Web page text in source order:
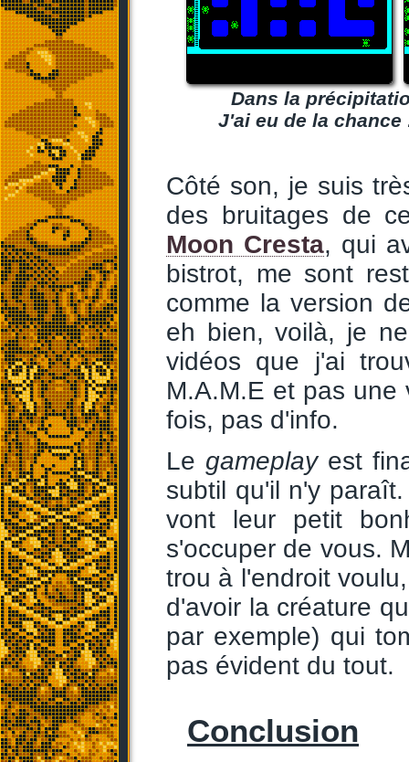
Dans la
J'ai eu de la
Côté son, je suis
des bruitages de
Moon Cresta, qui
bistrot, me sont
comme la version
eh bien, voilà, je
vidéos que j'ai
M.A.M.E et pas
fois, pas d'info.
Le gameplayest
subtil qu'il n'y
vont leur petit
s'occuper de vous.
trou à l'endroit
d'avoir la créature
par exemple) qui
pas évident du tout.
Conclusion